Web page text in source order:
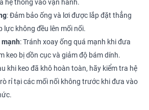
hệ thống vào vận hành.
: Đảm bảo ống và lơi được lắp đặt thẳng
lực không đều lên mối nối.
mạnh: Tránh xoay ống quá mạnh khi đưa
keo bị dồn cục và giảm độ bám dính.
khi keo đã khô hoàn toàn, hãy kiểm tra hệ
rỉ tại các mối nối không trước khi đưa vào